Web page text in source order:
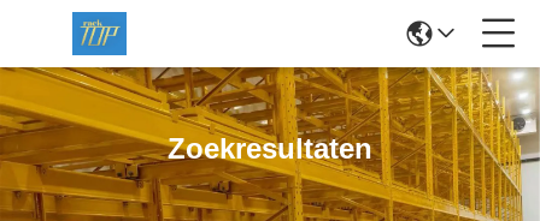
Zoekresultaten